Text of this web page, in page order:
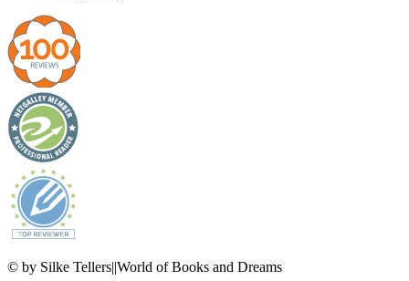
© by Silke Tellers||World of Books and Dreams